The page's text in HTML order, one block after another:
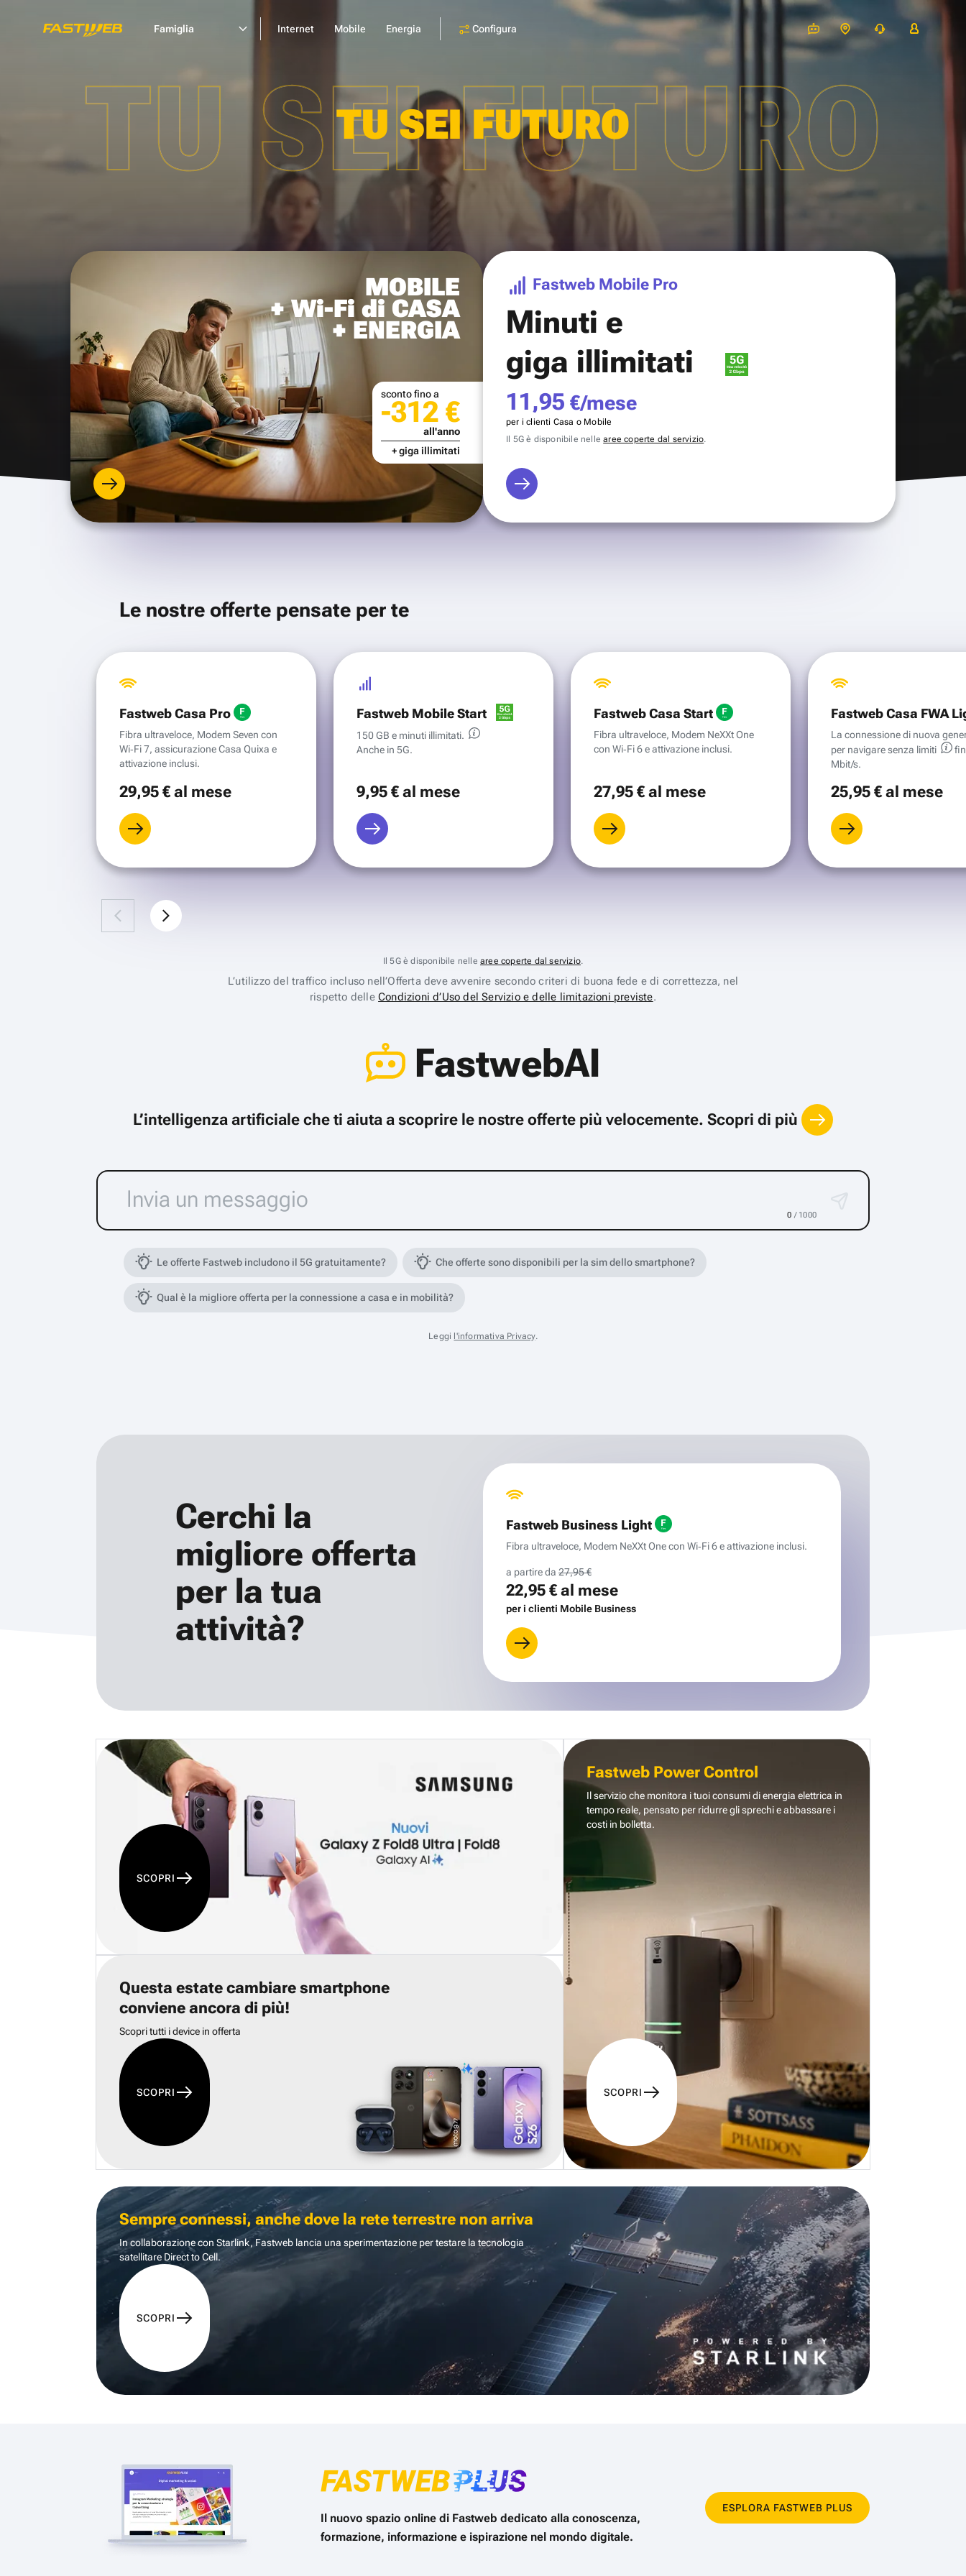
Famiglia Internet Mobile Energia Configura
TU SEI FUTURO
TU SEI FUTURO
MOBILE
+ Wi-Fi di CASA
+ ENERGIA
sconto fino a
-312 €
all'anno
+ giga illimitati
Fastweb Mobile Pro
Minuti e
giga illimitati
11,95 €/mese
per i clienti Casa o Mobile
Il 5G è disponibile nellearee coperte dal servizio.
Le nostre offerte pensate per te
Fastweb Casa Pro
Fibra ultraveloce, Modem Seven con
Wi‑Fi 7, assicurazione Casa Quixa e
attivazione inclusi.
29,95 €al mese
Fastweb Mobile Start
150 GB e minuti illimitati.
Anche in 5G.
9,95 €al mese
Fastweb Casa Start
Fibra ultraveloce, Modem NeXXt One
con Wi‑Fi 6 e attivazione inclusi.
27,95 €al mese
Fastweb Casa FWA
La connessione di nuova
per navigare senza limiti
Mbit/s.
25,95 €al mese
Il 5G è disponibile nelle aree coperte dal servizio.
L’utilizzo del traffico incluso nell’Offerta deve avvenire secondo criteri di buona fede e di correttezza, nel
rispetto delleCondizioni d’Uso del Servizio e delle limitazioni previste.
FastwebAI
L’intelligenza artificiale che ti aiuta a scoprire le nostre offerte più velocemente. Scopri di più
0 / 1000
Le offerte Fastweb includono il 5G gratuitamente? Che offerte sono disponibili per la sim dello smartphone?
Qual è la migliore offerta per la connessione a casa e in mobilità?
Leggi l'informativa Privacy.
Cerchi la
migliore offerta
per la tua
attività?
Fastweb Business Light
Fibra ultraveloce, Modem NeXXt One con Wi‑Fi 6 e attivazione inclusi.
a partire da 27,95 €
22,95 €al mese
per i clienti Mobile Business
SCOPRI
Questa estate cambiare smartphone
conviene ancora di più!
Scopri tutti i device in offerta
SCOPRI
Fastweb Power Control
Il servizio che monitora i tuoi consumi di energia elettrica in
tempo reale, pensato per ridurre gli sprechi e abbassare i
costi in bolletta.
SCOPRI
Sempre connessi, anche dove la rete terrestre non arriva
In collaborazione con Starlink, Fastweb lancia una sperimentazione per testare la tecnologia
satellitare Direct to Cell.
SCOPRI
Il nuovo spazio online di Fastweb dedicato alla conoscenza,
formazione, informazione e ispirazione nel mondo digitale.
ESPLORA FASTWEB PLUS